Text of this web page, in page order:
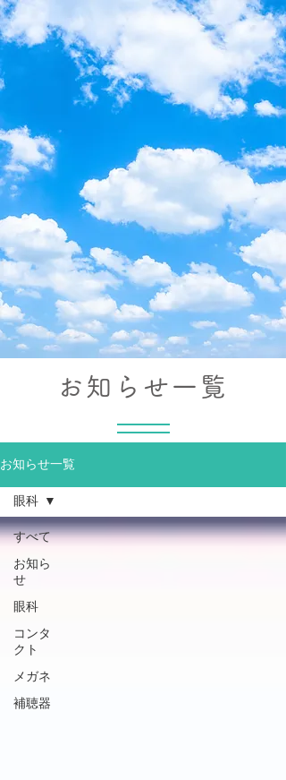
お知らせ一覧
お知らせ一覧
すべて
お知ら
せ
眼科
コンタ
クト
メガネ
補聴器
眼科